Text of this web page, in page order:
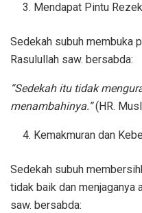
Mendapat Pintu
Sedekah subuh membuka
Rasulullah saw. bersabda:
“Sedekah itu tidak
menambahinya.”(HR.
Kemakmuran dan
Sedekah subuh
tidak baik dan menjaganya
saw. bersabda: